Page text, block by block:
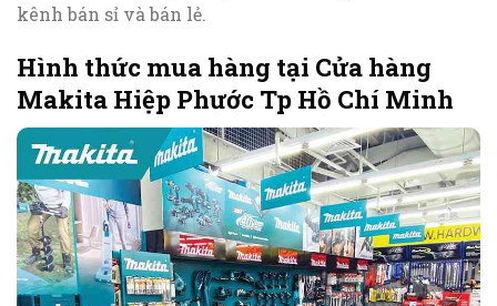
kênh bán sỉ và bán lẻ.
Hình thức mua hàng tại Cửa hàng
Makita Hiệp Phước Tp Hồ Chí Minh